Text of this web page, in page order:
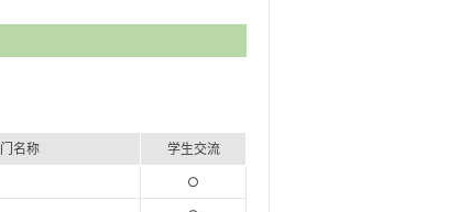
名称 学生交流
○